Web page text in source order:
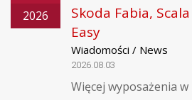
2026
Skoda Fabia,
Easy
Wiadomości / News
2026.08.03
Więcej wyposażenia w